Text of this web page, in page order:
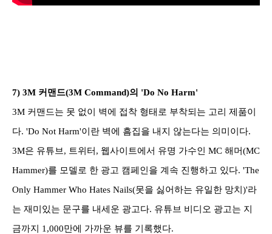
7) 3M 커맨드(3M Command)의 'Do No Harm'
3M 커맨드는 못 없이 벽에 접착 형태로 부착되는 고리 제품이
다. 'Do Not Harm'이란 벽에 흠집을 내지 않는다는 의미이다.
3M은 유튜브, 트위터, 웹사이트에서 유명 가수인 MC 해머(MC
Hammer)를 모델로 한 광고 캠페인을 계속 진행하고 있다. 'The
Only Hammer Who Hates Nails(못을 싫어하는 유일한 망치)'라
는 재미있는 문구를 내세운 광고다. 유튜브 비디오 광고는 지
금까지 1,000만에 가까운 뷰를 기록했다.